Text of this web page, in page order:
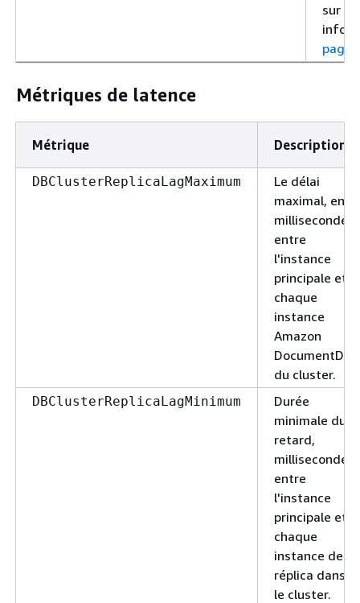
sur le
page
Métriques de latence
Métrique Description
DBClusterReplicaLagMaximum
Le délai
maximal, en
millisecondes,
entre
l'instance
principale et
chaque
instance
Amazon
DocumentDB
du cluster.
DBClusterReplicaLagMinimum
Durée
minimale du
retard,
millisecondes,
entre
l'instance
principale et
chaque
instance de
réplica dans
le cluster.